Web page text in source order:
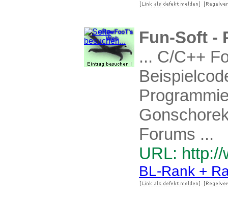
Fun-Soft -
... C/C++
Forums ...
URL:
BL-Rank +